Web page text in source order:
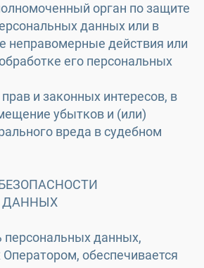
орган по защите
данных или в
неправомерные действия или
его персональных
и законных интересов, в
убытков и (или)
вреда в судебном
ДАННЫХ
персональных данных,
обеспечивается